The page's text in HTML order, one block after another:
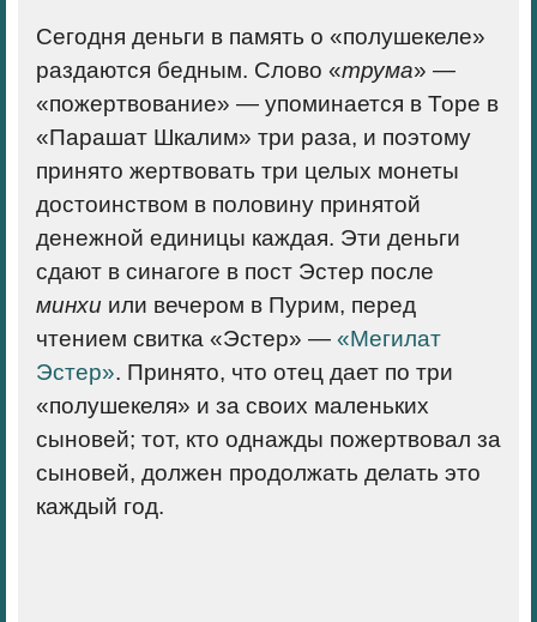
Сегодня деньги в память о «полушекеле»
раздаются бедным. Слово «трума» —
«пожертвование» — упоминается в Торе в
«Парашат Шкалим» три раза, и поэтому
принято жертвовать три целых монеты
достоинством в половину принятой
денежной единицы каждая. Эти деньги
сдают в синагоге в пост Эстер после
минхи или вечером в Пурим, перед
чтением свитка «Эстер» — «Мегилат
Эстер». Принято, что отец дает по три
«полушекеля» и за своих маленьких
сыновей; тот, кто однажды пожертвовал за
сыновей, должен продолжать делать это
каждый год.